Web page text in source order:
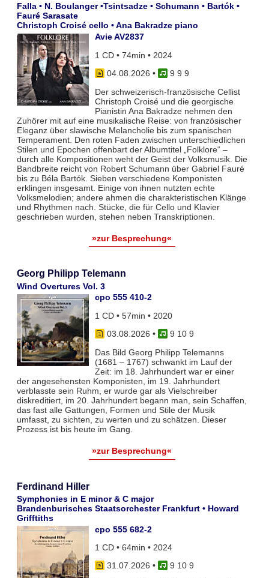
Falla • N. Boulanger •Tsintsadze • Schumann • Bartók •
Fauré Sarasate
Christoph Croisé cello • Ana Bakradze piano
Avie AV2837
1 CD • 74min • 2024
04.08.2026 •
9 9 9
Der schweizerisch-französische Cellist
Christoph Croisé und die georgische
Pianistin Ana Bakradze nehmen den
Zuhörer mit auf eine musikalische Reise: von französischer
Eleganz über slawische Melancholie bis zum spanischen
Temperament. Den roten Faden zwischen unterschiedlichen
Stilen und Epochen offenbart der Albumtitel „Folklore“ –
durch alle Kompositionen weht der Geist der Volksmusik. Die
Bandbreite reicht von Robert Schumann über Gabriel Fauré
bis zu Béla Bartók. Sieben verschiedene Komponisten
erklingen insgesamt. Einige von ihnen nutzten echte
Volksmelodien; andere ahmen die charakteristischen Klänge
und Rhythmen nach. Stücke, die für Cello und Klavier
geschrieben wurden, stehen neben Transkriptionen.
»zur Besprechung«
Georg Philipp Telemann
Wind Overtures Vol. 3
cpo 555 410-2
1 CD • 57min • 2020
03.08.2026 •
9 10 9
Das Bild Georg Philipp Telemanns
(1681 – 1767) schwankt im Lauf der
Zeit: im 18. Jahrhundert war er einer
der angesehensten Komponisten, im 19. Jahrhundert
verblasste sein Ruhm, er wurde gar als Vielschreiber
diskreditiert, im 20. Jahrhundert begann man, sein Schaffen,
das fast alle Gattungen, Formen und Stile der Musik
umfasst, zu sichten, zu werten und zu schätzen. Dieser
Prozess ist bis heute im Gang.
»zur Besprechung«
Ferdinand Hiller
Symphonies in E minor & C major
Brandenburisches Staatsorchester Frankfurt • Howard
Grifftiths
cpo 555 682-2
1 CD • 64min • 2024
31.07.2026 •
9 10 9